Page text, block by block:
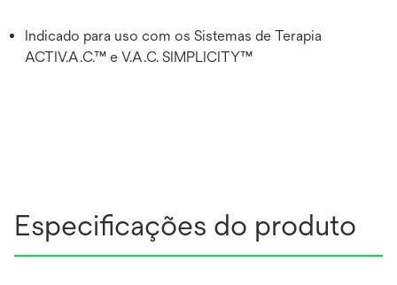
Indicado para uso com os Sistemas de Terapia
ACTIV.A.C.™ e V.A.C. SIMPLICITY™
Especificações do produto